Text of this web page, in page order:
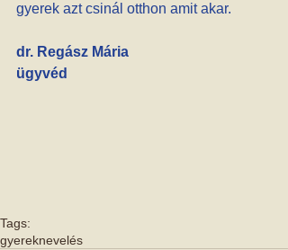
gyerek azt csinál otthon amit akar.
dr. Regász Mária
ügyvéd
Tags:
gyereknevelés